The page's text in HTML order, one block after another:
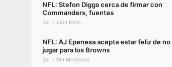
NFL: Stefon Diggs cerca de firmar con
Commanders, fuentes
2d John Keim
NFL: AJ Epenesa acepta estar feliz de no
jugar para los Browns
3d Tim McManus